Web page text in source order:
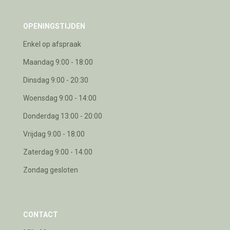
OPENINGSTIJDEN
Enkel op afspraak
Maandag 9:00 - 18:00
Dinsdag 9:00 - 20:30
Woensdag 9:00 - 14:00
Donderdag 13:00 - 20:00
Vrijdag 9:00 - 18:00
Zaterdag 9:00 - 14:00
Zondag gesloten
CONTACT